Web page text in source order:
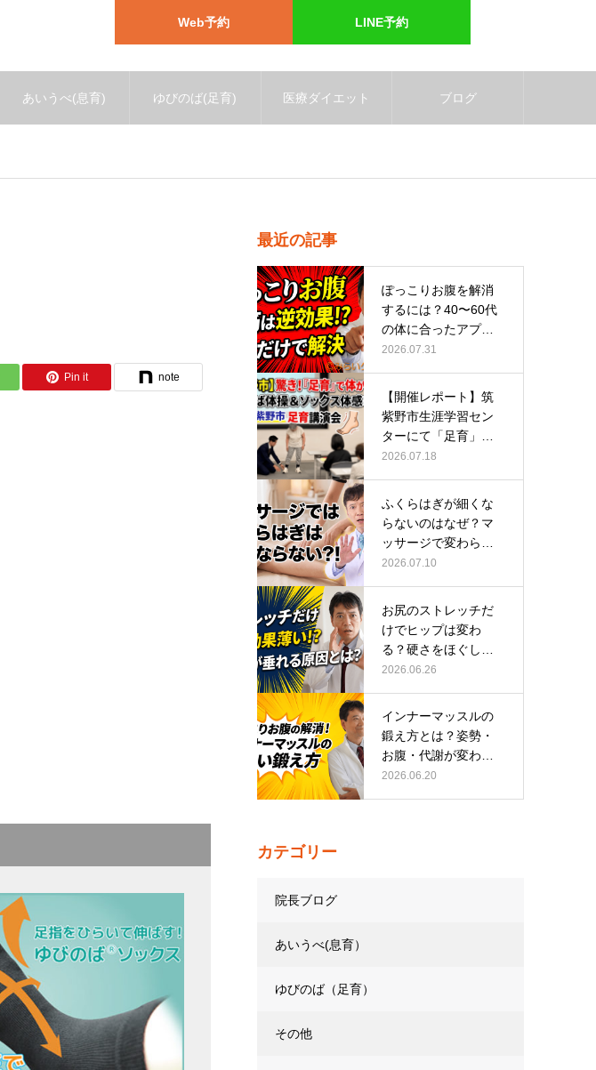
Web予約 LINE予約
あいうべ(息育) ゆびのば(足育) 医療ダイエット ブログ
Pin it note
最近の記事
ぽっこりお腹を解消
するには？40〜60代
の体に合ったアプロ
ーチ
2026.07.31
【開催レポート】筑
紫野市生涯学習セン
ターにて「足育」講
演会に登壇し…
2026.07.18
ふくらはぎが細くな
らないのはなぜ？マ
ッサージで変わらな
い根本原因
2026.07.10
お尻のストレッチだ
けでヒップは変わ
る？硬さをほぐして
整える正しい方…
2026.06.26
インナーマッスルの
鍛え方とは？姿勢・
お腹・代謝が変わる
トレーニング…
2026.06.20
カテゴリー
院長ブログ
あいうべ(息育）
ゆびのば（足育）
その他